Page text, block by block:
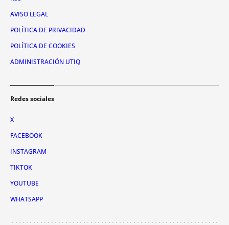
AVISO LEGAL
POLÍTICA DE PRIVACIDAD
POLÍTICA DE COOKIES
ADMINISTRACIÓN UTIQ
Redes sociales
X
FACEBOOK
INSTAGRAM
TIKTOK
YOUTUBE
WHATSAPP